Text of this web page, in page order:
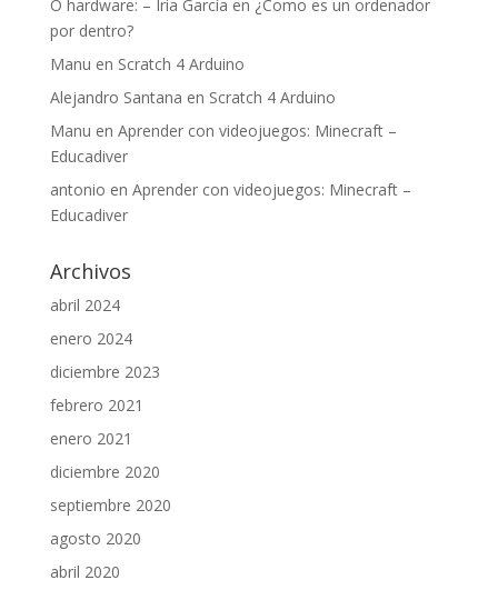
O hardware: – Iria García en ¿Como es un ordenador
por dentro?
Manu en Scratch 4 Arduino
Alejandro Santana en Scratch 4 Arduino
Manu en Aprender con videojuegos: Minecraft –
Educadiver
antonio en Aprender con videojuegos: Minecraft –
Educadiver
Archivos
abril 2024
enero 2024
diciembre 2023
febrero 2021
enero 2021
diciembre 2020
septiembre 2020
agosto 2020
abril 2020